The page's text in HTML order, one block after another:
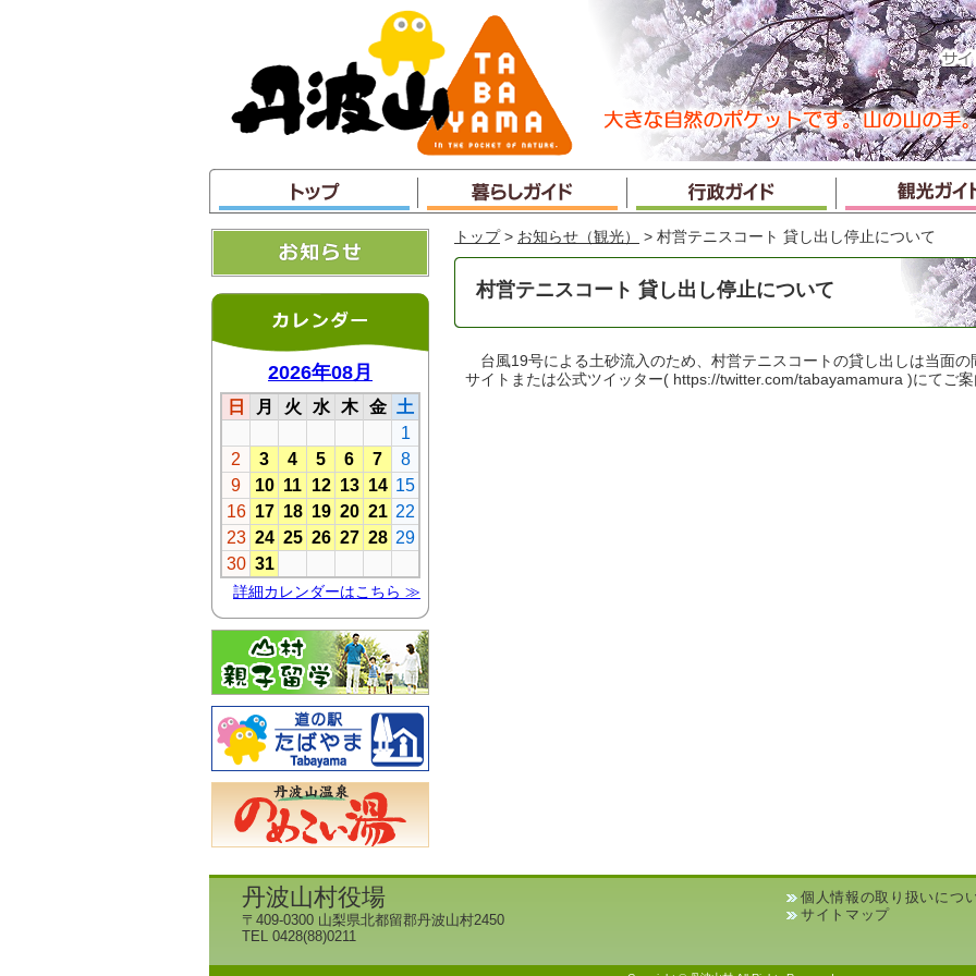
ャ
ン
プ
トップ > お知らせ（観光） > 村営テニスコート 貸し出し停止について
村営テニスコート 貸し出し停止について
台風19号による土砂流入のため、村営テニスコートの貸し出しは当面の
サイトまたは公式ツイッター( https://twitter.com/tabayamamura )にてご案
丹波山村役場
〒409-0300 山梨県北都留郡丹波山村2450
TEL 0428(88)0211
個人情報の取り扱いにつ
サイトマップ